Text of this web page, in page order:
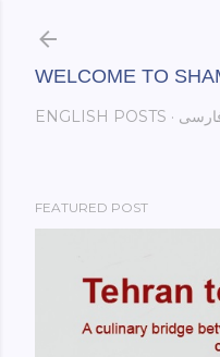
WELCOME TO
ENGLISH POSTS
FEATURED POST